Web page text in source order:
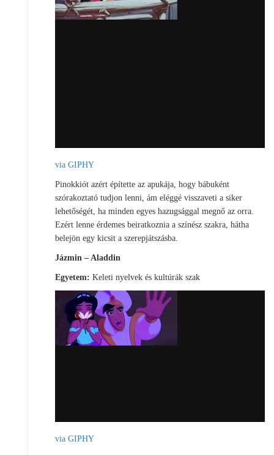
via GIPHY
Pinokkiót azért építette az apukája, hogy bábuként
szórakoztató tudjon lenni, ám eléggé visszaveti a siker
lehetőségét, ha minden egyes hazugsággal megnő az orra.
Ezért lenne érdemes beiratkoznia a színész szakra, hátha
belejön egy kicsit a szerepjátszásba.
Jázmin – Aladdin
Egyetem: Keleti nyelvek és kultúrák szak
via GIPHY